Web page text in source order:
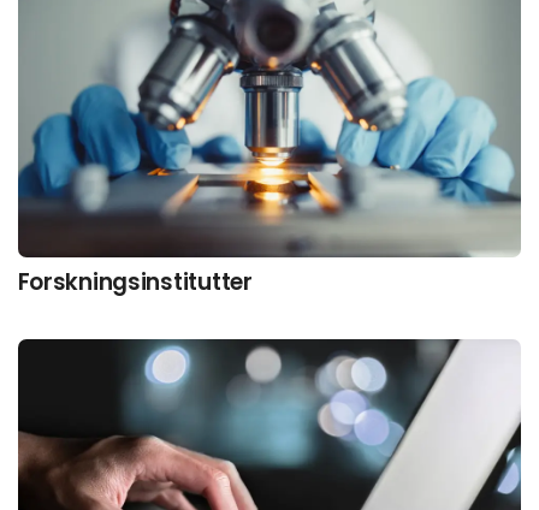
Forskningsinstitutter